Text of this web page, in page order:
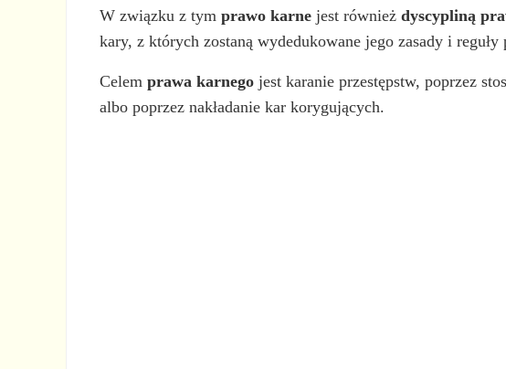
W związku z tymprawo karne jest równieżdyscypliną
kary, z których zostaną wydedukowane jego zasady i reguły
Celemprawa karnego jest karanie przestępstw, poprzez
albo poprzez nakładanie kar korygujących.